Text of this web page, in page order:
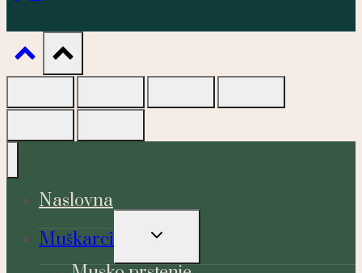
Naslovna
Muškarci
TOGGLE
MENU